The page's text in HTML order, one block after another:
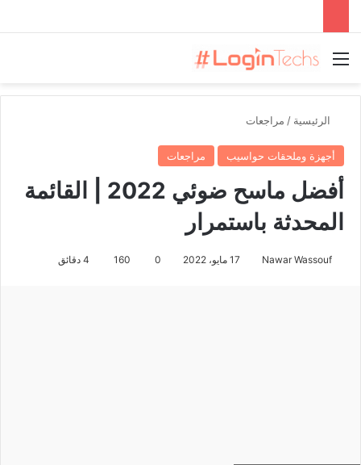
القائمة
الرئيسية / مراجعات
أجهزة وملحقات حواسيب مراجعات
أفضل ماسح ضوئي 2022 | القائمة
المحدثة باستمرار
Nawar Wassouf 17 مايو، 2022 0
160